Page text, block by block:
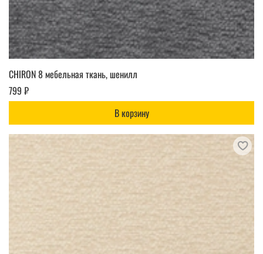
CHIRON 8 мебельная ткань, шенилл
799 ₽
В корзину